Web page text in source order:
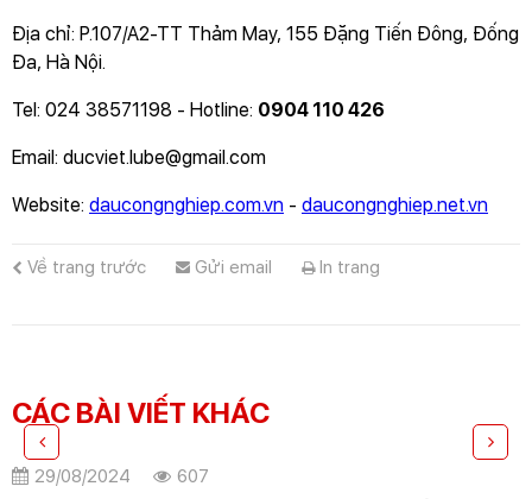
Địa chỉ: P.107/A2-TT Thảm May, 155 Đặng Tiến Đông, Đống
Đa, Hà Nội.
Tel: 024 38571198 - Hotline: 0904 110 426
Email: ducviet.lube@gmail.com
Website: daucongnghiep.com.vn - daucongnghiep.net.vn
Về trang trước Gửi email In trang
CÁC BÀI VIẾT KHÁC
29/08/2024 607